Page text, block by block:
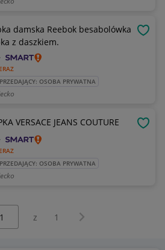
damska Reebok besabolówka
z daszkiem.
OSOBA PRYWATNA
VERSACE JEANS COUTURE
OSOBA PRYWATNA
z 1 Następna strona